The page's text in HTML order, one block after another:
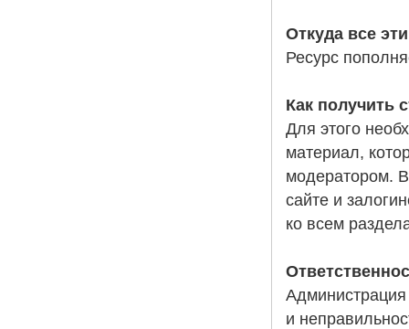
Откуда все
Ресурс
Как получить
Для этого
материал,
модератором.
сайте и
ко всем
Администрация
и